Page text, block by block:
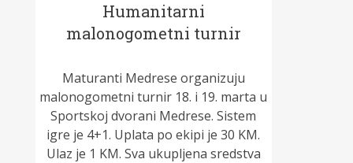
Humanitarni
malonogometni turnir
Maturanti Medrese organizuju
malonogometni turnir 18. i 19. marta u
Sportskoj dvorani Medrese. Sistem
igre je 4+1. Uplata po ekipi je 30 KM.
Ulaz je 1 KM. Sva ukupljena sredstva